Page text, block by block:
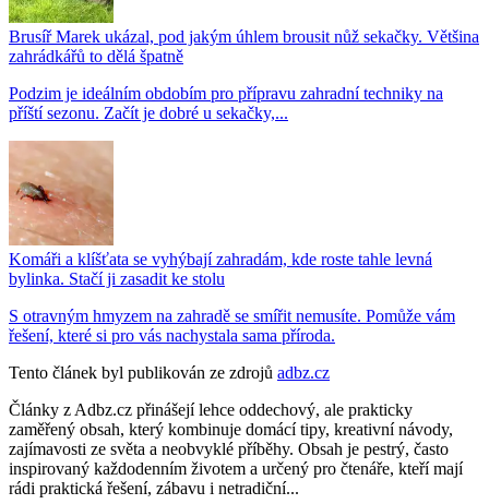
Brusíř Marek ukázal, pod jakým úhlem brousit nůž sekačky. Většina
zahrádkářů to dělá špatně
Podzim je ideálním obdobím pro přípravu zahradní techniky na
příští sezonu. Začít je dobré u sekačky,...
Komáři a klíšťata se vyhýbají zahradám, kde roste tahle levná
bylinka. Stačí ji zasadit ke stolu
S otravným hmyzem na zahradě se smířit nemusíte. Pomůže vám
řešení, které si pro vás nachystala sama příroda.
Tento článek byl publikován ze zdrojů adbz.cz
Články z Adbz.cz přinášejí lehce oddechový, ale prakticky
zaměřený obsah, který kombinuje domácí tipy, kreativní návody,
zajímavosti ze světa a neobvyklé příběhy. Obsah je pestrý, často
inspirovaný každodenním životem a určený pro čtenáře, kteří mají
rádi praktická řešení, zábavu i netradiční...